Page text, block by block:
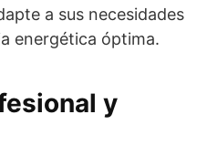
a sus necesidades
energética óptima.
y